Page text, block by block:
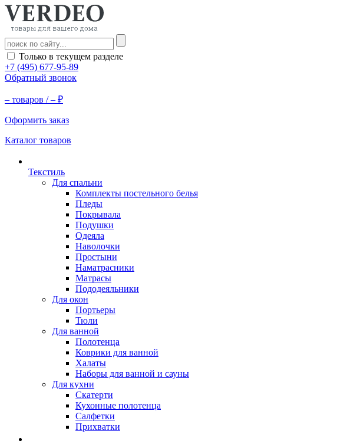
Только в текущем разделе
+7 (495) 677-95-89
Обратный звонок
– товаров /– ₽
Оформить заказ
Каталог товаров
Текстиль
Для спальни
Комплекты постельного белья
Пледы
Покрывала
Подушки
Одеяла
Наволочки
Простыни
Наматрасники
Матрасы
Пододеяльники
Для окон
Портьеры
Тюли
Для ванной
Полотенца
Коврики для ванной
Халаты
Наборы для ванной и сауны
Для кухни
Скатерти
Кухонные полотенца
Салфетки
Прихватки